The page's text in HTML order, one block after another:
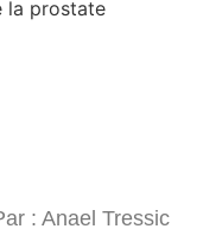
: Anael Tressic